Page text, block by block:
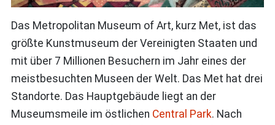
Das Metropolitan Museum of Art, kurz Met, ist das
größte Kunstmuseum der Vereinigten Staaten und
mit über 7 Millionen Besuchern im Jahr eines der
meistbesuchten Museen der Welt. Das Met hat drei
Standorte. Das Hauptgebäude liegt an der
Museumsmeile im östlichen Central Park. Nach